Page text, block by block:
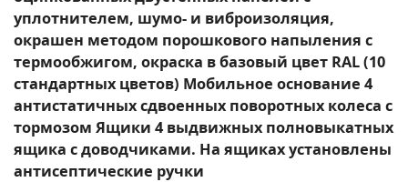
уплотнителем, шумо- и виброизоляция,
окрашен методом порошкового напыления с
термообжигом, окраска в базовый цвет RAL (10
стандартных цветов) Мобильное основание 4
антистатичных сдвоенных поворотных колеса с
тормозом Ящики 4 выдвижных полновыкатных
ящика с доводчиками. На ящиках установлены
антисептические ручки